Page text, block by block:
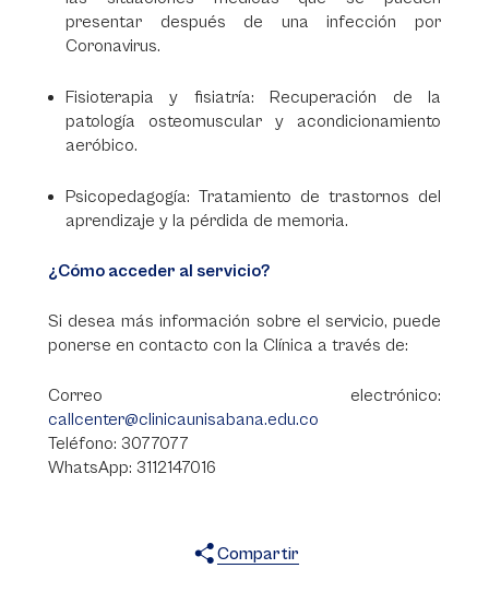
presentar después de una infección por
Coronavirus.
Fisioterapia y fisiatría: Recuperación de la
patología osteomuscular y acondicionamiento
aeróbico.
Psicopedagogía: Tratamiento de trastornos del
aprendizaje y la pérdida de memoria.
¿Cómo acceder al servicio?
Si desea más información sobre el servicio, puede
ponerse en contacto con la Clínica a través de:
Correo electrónico:
callcenter@clinicaunisabana.edu.co
Teléfono: 3077077
WhatsApp: 3112147016
Compartir